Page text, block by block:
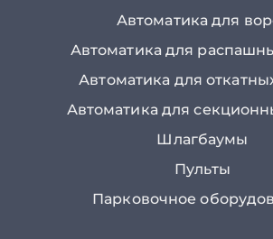
Автоматика для
Автоматика для
Автоматика для
Автоматика для
Шлагбаумы
Пульты
Парковочное